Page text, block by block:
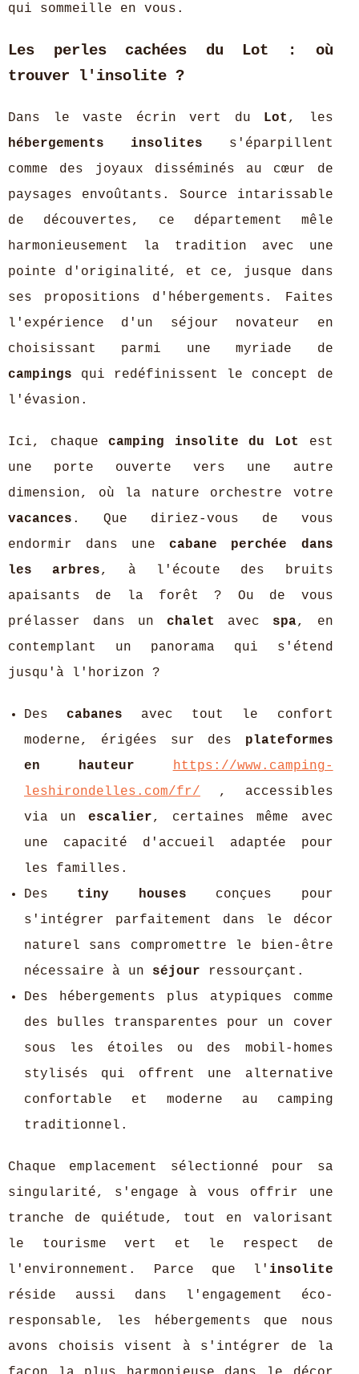
qui sommeille en vous.
Les perles cachées du Lot : où
trouver l'insolite ?
Dans le vaste écrin vert du Lot , les
hébergements insolites s'éparpillent
comme des joyaux disséminés au cœur de
paysages envoûtants. Source intarissable
de découvertes, ce département mêle
harmonieusement la tradition avec une
pointe d'originalité, et ce, jusque dans
ses propositions d'hébergements. Faites
l'expérience d'un séjour novateur en
choisissant parmi une myriade de
campings qui redéfinissent le concept de
l'évasion.
Ici, chaquecamping insolite du Lot
est
une porte ouverte vers une autre
dimension, où la nature orchestre votre
vacances . Que diriez-vous de vous
endormir dans unecabane perchée dans
les arbres, à l'écoute des bruits
apaisants de la forêt ? Ou de vous
prélasser dans un chalet avec spa, en
contemplant un panorama qui s'étend
jusqu'à l'horizon ?
Descabanes avec tout le confort
moderne, érigées sur des plateformes
en hauteur https://www.camping-
leshirondelles.com/fr/
, accessibles
via unescalier, certaines même avec
une capacité d'accueil adaptée pour
les familles.
Des tiny houses conçues pour
s'intégrer parfaitement dans le décor
naturel sans compromettre le bien-être
nécessaire à un séjour ressourçant.
Des hébergements plus atypiques comme
des bulles transparentes pour un cover
sous les étoiles ou des mobil-homes
stylisés qui offrent une alternative
confortable et moderne au camping
traditionnel.
Chaque emplacement sélectionné pour sa
singularité, s'engage à vous offrir une
tranche de quiétude, tout en valorisant
le tourisme vert et le respect de
l'environnement. Parce que l' insolite
réside aussi dans l'engagement éco-
responsable, les hébergements que nous
avons choisis visent à s'intégrer de la